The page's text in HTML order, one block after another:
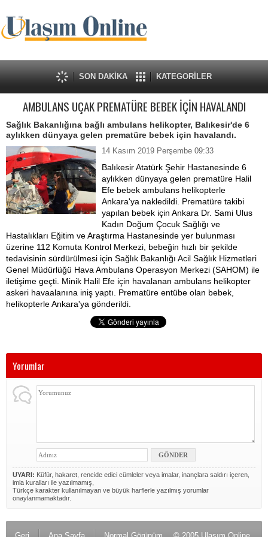
SON DAKİKA KATEGORİLER
AMBULANS UÇAK PREMATÜRE BEBEK İÇİN HAVALANDI
Sağlık Bakanlığına bağlı ambulans helikopter, Balıkesir'de 6
aylıkken dünyaya gelen prematüre bebek için havalandı.
14 Kasım 2019 Perşembe 09:33
Balıkesir Atatürk Şehir Hastanesinde 6
aylıkken dünyaya gelen prematüre Halil
Efe bebek ambulans helikopterle
Ankara'ya nakledildi. Prematüre takibi
yapılan bebek için Ankara Dr. Sami Ulus
Kadın Doğum Çocuk Sağlığı ve
Hastalıkları Eğitim ve Araştırma Hastanesinde yer bulunması
üzerine 112 Komuta Kontrol Merkezi, bebeğin hızlı bir şekilde
tedavisinin sürdürülmesi için Sağlık Bakanlığı Acil Sağlık Hizmetleri
Genel Müdürlüğü Hava Ambulans Operasyon Merkezi (SAHOM) ile
iletişime geçti. Minik Halil Efe için havalanan ambulans helikopter
askeri havaalanına iniş yaptı. Prematüre entübe olan bebek,
helikopterle Ankara'ya gönderildi.
Yorumlar
UYARI: Küfür, hakaret, rencide edici cümleler veya imalar, inançlara saldırı içeren,
imla kuralları ile yazılmamış,
Türkçe karakter kullanılmayan ve büyük harflerle yazılmış yorumlar
onaylanmamaktadır.